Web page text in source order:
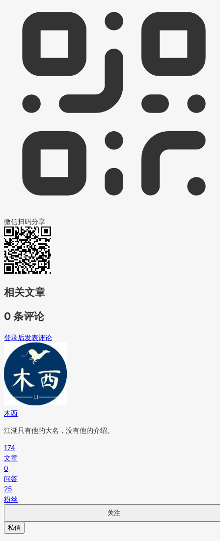
微信扫码分享
相关文章
0 条评论
登录后发表评论
木西
江湖只有他的大名，没有他的介绍。
174
文章
0
问答
25
粉丝
关注
私信